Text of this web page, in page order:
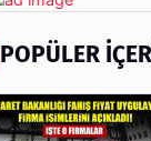
POPÜLER